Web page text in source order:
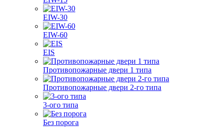
EIW-30
EIW-60
EIS
Противопожарные двери 1 типа
Противопожарные двери 2-го типа
3-ого типа
Без порога